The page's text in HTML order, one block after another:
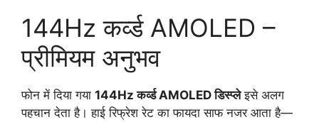
144Hz कर्व्ड AMOLED –
प्रीमियम अनुभव
फोन में दिया गया 144Hz कर्व्ड AMOLED डिस्प्लेइसे अलग
पहचान देता है। हाई रिफ्रेश रेट का फायदा साफ नजर आता है—